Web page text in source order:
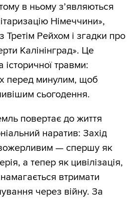
в ньому з’являються
Німеччини»,
Третім Рейхом і згадки про
Калінінград». Це
історичної травми:
перед минулим, щоб
сьогодення.
повертає до життя
наратив: Захід
— спершу як
а тепер як цивілізація,
втримати
через війну. За